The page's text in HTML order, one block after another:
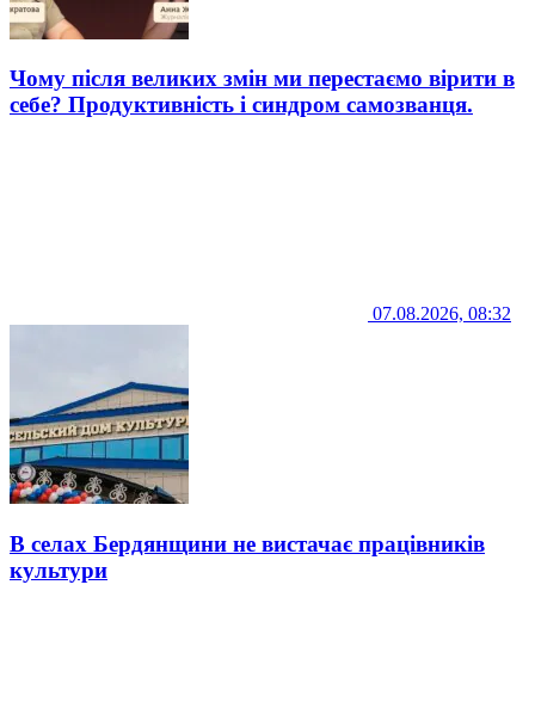
Чому після великих змін ми перестаємо вірити в
себе? Продуктивність і синдром самозванця.
07.08.2026, 08:32
В селах Бердянщини не вистачає працівників
культури